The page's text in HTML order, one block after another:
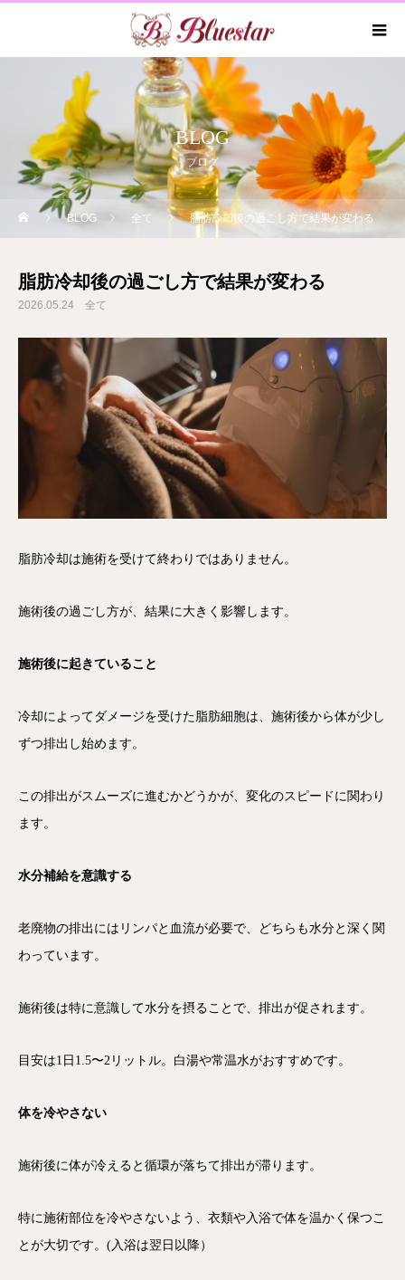
BLOG
ブログ
BLOG 全て 脂肪冷却後の過ごし方で結果が変わる
脂肪冷却後の過ごし方で結果が変わる
2026.05.24 全て
脂肪冷却は施術を受けて終わりではありません。
施術後の過ごし方が、結果に大きく影響します。
施術後に起きていること
冷却によってダメージを受けた脂肪細胞は、施術後から体が少し
ずつ排出し始めます。
この排出がスムーズに進むかどうかが、変化のスピードに関わり
ます。
水分補給を意識する
老廃物の排出にはリンパと血流が必要で、どちらも水分と深く関
わっています。
施術後は特に意識して水分を摂ることで、排出が促されます。
目安は1日1.5〜2リットル。白湯や常温水がおすすめです。
体を冷やさない
施術後に体が冷えると循環が落ちて排出が滞ります。
特に施術部位を冷やさないよう、衣類や入浴で体を温かく保つこ
とが大切です。(入浴は翌日以降）